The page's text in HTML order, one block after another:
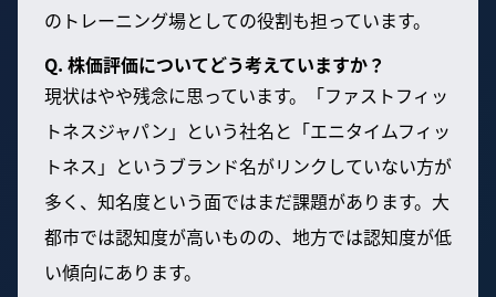
のトレーニング場としての役割も担っています。
Q. 株価評価についてどう考えていますか？
現状はやや残念に思っています。「ファストフィッ
トネスジャパン」という社名と「エニタイムフィッ
トネス」というブランド名がリンクしていない方が
多く、知名度という面ではまだ課題があります。大
都市では認知度が高いものの、地方では認知度が低
い傾向にあります。